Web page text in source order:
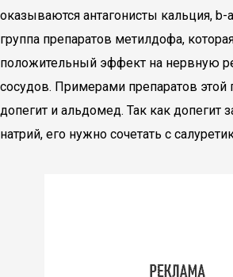
оказываются антагонисты кальция,
группа препаратов метилдофа,
положительный эффект на нервную
сосудов. Примерами препаратов этой
допегит и альдомед. Так как допегит
натрий, его нужно сочетать с